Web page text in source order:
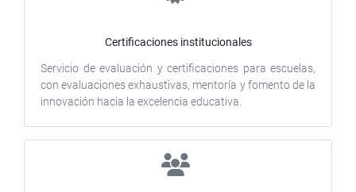
Certificaciones institucionales
Servicio de evaluación y certificaciones para escuelas,
con evaluaciones exhaustivas, mentoría y fomento de la
innovación hacia la excelencia educativa.